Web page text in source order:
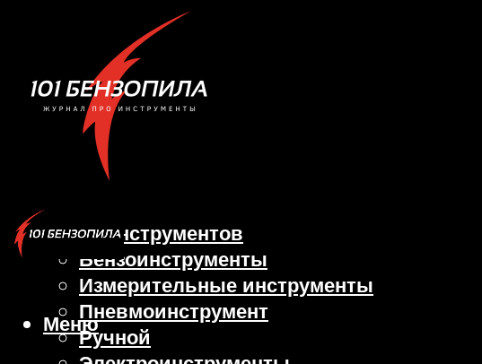
Виды инструментов
Бензоинструменты
Измерительные инструменты
Пневмоинструмент
Ручной
Меню